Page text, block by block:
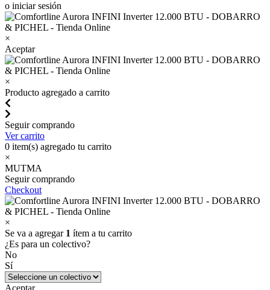
o iniciar sesión
×
Aceptar
×
Producto agregado a carrito
Seguir comprando
Ver carrito
0 item(s) agregado tu carrito
×
MUTMA
Seguir comprando
Checkout
×
Se va a agregar 1 ítem a tu carrito
¿Es para un colectivo?
No
Sí
Aceptar